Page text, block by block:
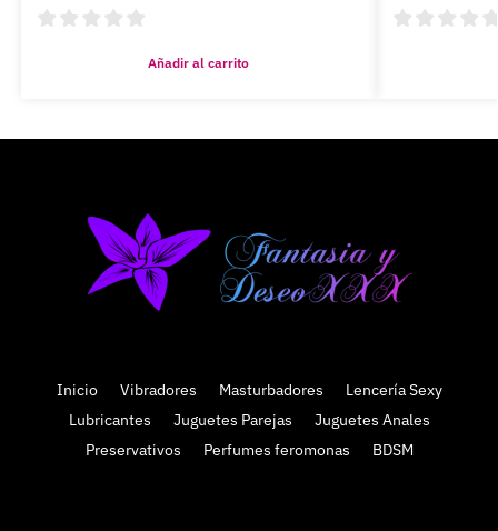
Añadir al carrito
Inicio Vibradores Masturbadores
Lencería Sexy
Lubricantes
Juguetes Parejas
Juguetes Anales
Preservativos
Perfumes feromonas BDSM